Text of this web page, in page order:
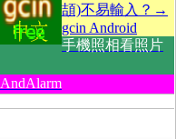
頡)不易輸入？→
gcin Android
手機照相看照片